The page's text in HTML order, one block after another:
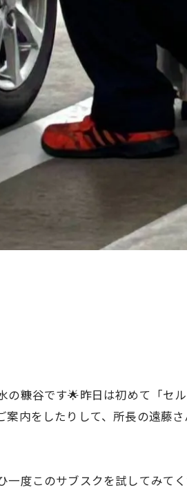
の糠谷です🌟昨日は初めて「セ
案内をしたりして、所長の遠藤
一度このサブスクを試してみて